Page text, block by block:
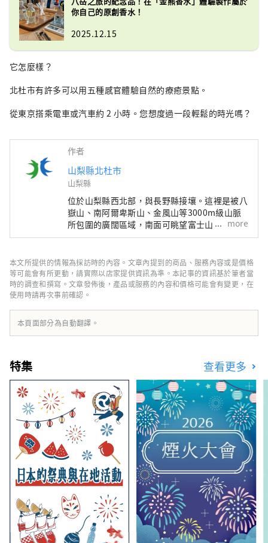
你自己的原創香水！
2025.12.15
它怎麼樣？
北杜市有許多可以用五種感官體驗自然的療癒景點。
從東京搭乘電車或汽車約 2 小時。您想度過一段輕鬆的時光嗎？
作者
山梨縣北杜市
山梨縣
位於山梨縣西北部，與長野縣接壤。這裡是被八
嶽山、南阿爾卑斯山、金風山等3000m級山脈
所包圍的廣闊區域，南面可眺望富士山。 距離
東京約2小時車程，距離富士山約1小時車程，
有許多遊客前來。 它也被稱為“名水之鄉”，
其中三個地區被選為日本名水百選之一。這種豐
富的水作為天然水而廣受好評，是日本礦泉水產
量最多的國家之一。 清澈的水也釀造清酒，您
可以享受美麗的自然風光和豐富的美食。
more
本文所提供的情報為採訪時的內容。文章內提到的商品、服務內容或是價格
等可能會有所更動，請實際以店家提供資訊為準。本記事的資訊基於筆者當
時的調查和撰寫。文章發佈後，產品或服務的內容和價格可能會有變更，在
使用時請再次事前確認。
本頁面部分為自動翻譯。
特集 查看更多